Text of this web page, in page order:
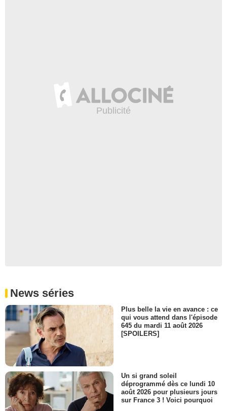
News séries
Plus belle la vie en avance : ce
qui vous attend dans l'épisode
645 du mardi 11 août 2026
[SPOILERS]
Un si grand soleil
déprogrammé dès ce lundi 10
août 2026 pour plusieurs jours
sur France 3 ! Voici pourquoi